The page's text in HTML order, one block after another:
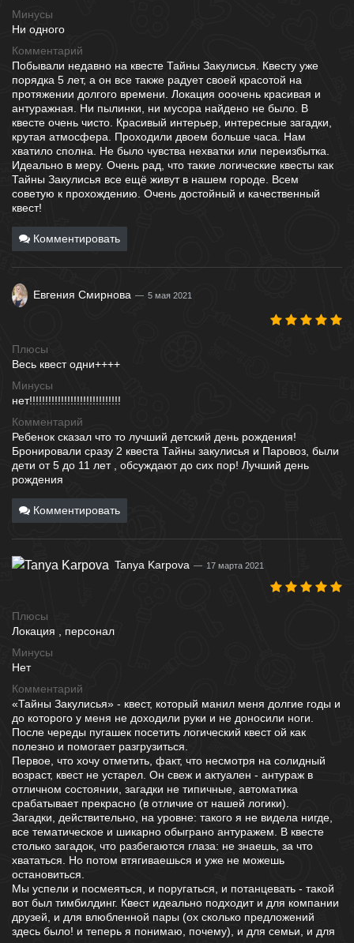
Минусы
Ни одного
Комментарий
Побывали недавно на квесте Тайны Закулисья. Квесту уже
порядка 5 лет, а он все также радует своей красотой на
протяжении долгого времени. Локация ооочень красивая и
антуражная. Ни пылинки, ни мусора найдено не было. В
квесте очень чисто. Красивый интерьер, интересные загадки,
крутая атмосфера. Проходили двоем больше часа. Нам
хватило сполна. Не было чувства нехватки или переизбытка.
Идеально в меру. Очень рад, что такие логические квесты как
Тайны Закулисья все ещё живут в нашем городе. Всем
советую к прохождению. Очень достойный и качественный
квест!
Комментировать
Евгения Смирнова 5 мая 2021
Плюсы
Весь квест одни++++
Минусы
нет!!!!!!!!!!!!!!!!!!!!!!!!!!!!!
Комментарий
Ребенок сказал что то лучший детский день рождения!
Бронировали сразу 2 квеста Тайны закулисья и Паровоз, были
дети от 5 до 11 лет , обсуждают до сих пор! Лучший день
рождения
Комментировать
Tanya Karpova 17 марта 2021
Плюсы
Локация , персонал
Минусы
Нет
Комментарий
«Тайны Закулисья» - квест, который манил меня долгие годы и
до которого у меня не доходили руки и не доносили ноги.
После череды пугашек посетить логический квест ой как
полезно и помогает разгрузиться.
Первое, что хочу отметить, факт, что несмотря на солидный
возраст, квест не устарел. Он свеж и актуален - антураж в
отличном состоянии, загадки не типичные, автоматика
срабатывает прекрасно (в отличие от нашей логики).
Загадки, действительно, на уровне: такого я не видела нигде,
все тематическое и шикарно обыграно антуражем. В квесте
столько загадок, что разбегаются глаза: не знаешь, за что
хвататься. Но потом втягиваешься и уже не можешь
остановиться.
Мы успели и посмеяться, и поругаться, и потанцевать - такой
вот был тимбилдинг. Квест идеально подходит и для компании
друзей, и для влюбленной пары (ох сколько предложений
здесь было! и теперь я понимаю, почему), и для семьи, и для